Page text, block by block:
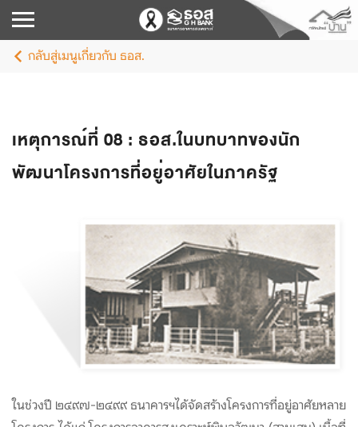
กลับสู่เมนูเกี่ยวกับ ธอส.
เหตุการณ์ที่ 08 : ธอส.ในบทบาทของนัก
พัฒนาโครงการที่อยู่อาศัยในภาครัฐ
ในช่วงปี ๒๔๙๗-๒๔๙๙ ธนาคารฯได้จัดสร้างโครงการที่อยู่อาศัยหลาย